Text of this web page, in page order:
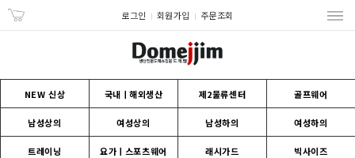
로그인 회원가입 주문조회
NEW 신상 국내ㅣ해외생산 제2물류센터 골프웨어
남성상의 여성상의 남성하의 여성하의
트레이닝 요가ㅣ스포츠웨어 래시가드 빅사이즈